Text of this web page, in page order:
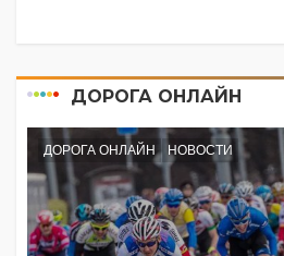
ДОРОГА ОНЛАЙН
ДОРОГА ОНЛАЙН НОВОСТИ